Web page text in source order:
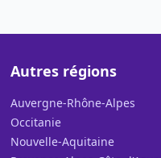
Autres régions
Auvergne-Rhône-Alpes
Occitanie
Nouvelle-Aquitaine